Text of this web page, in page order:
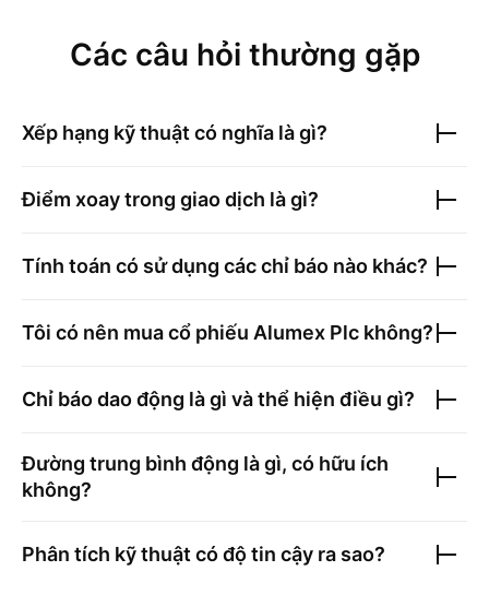
Các câu hỏi thường gặp
Xếp hạng kỹ thuật có nghĩa là gì?
Điểm xoay trong giao dịch là gì?
Tính toán có sử dụng các chỉ báo nào khác?
Tôi có nên mua cổ phiếu Alumex Plc không?
Chỉ báo dao động là gì và thể hiện điều gì?
Đường trung bình động là gì, có hữu ích
không?
Phân tích kỹ thuật có độ tin cậy ra sao?